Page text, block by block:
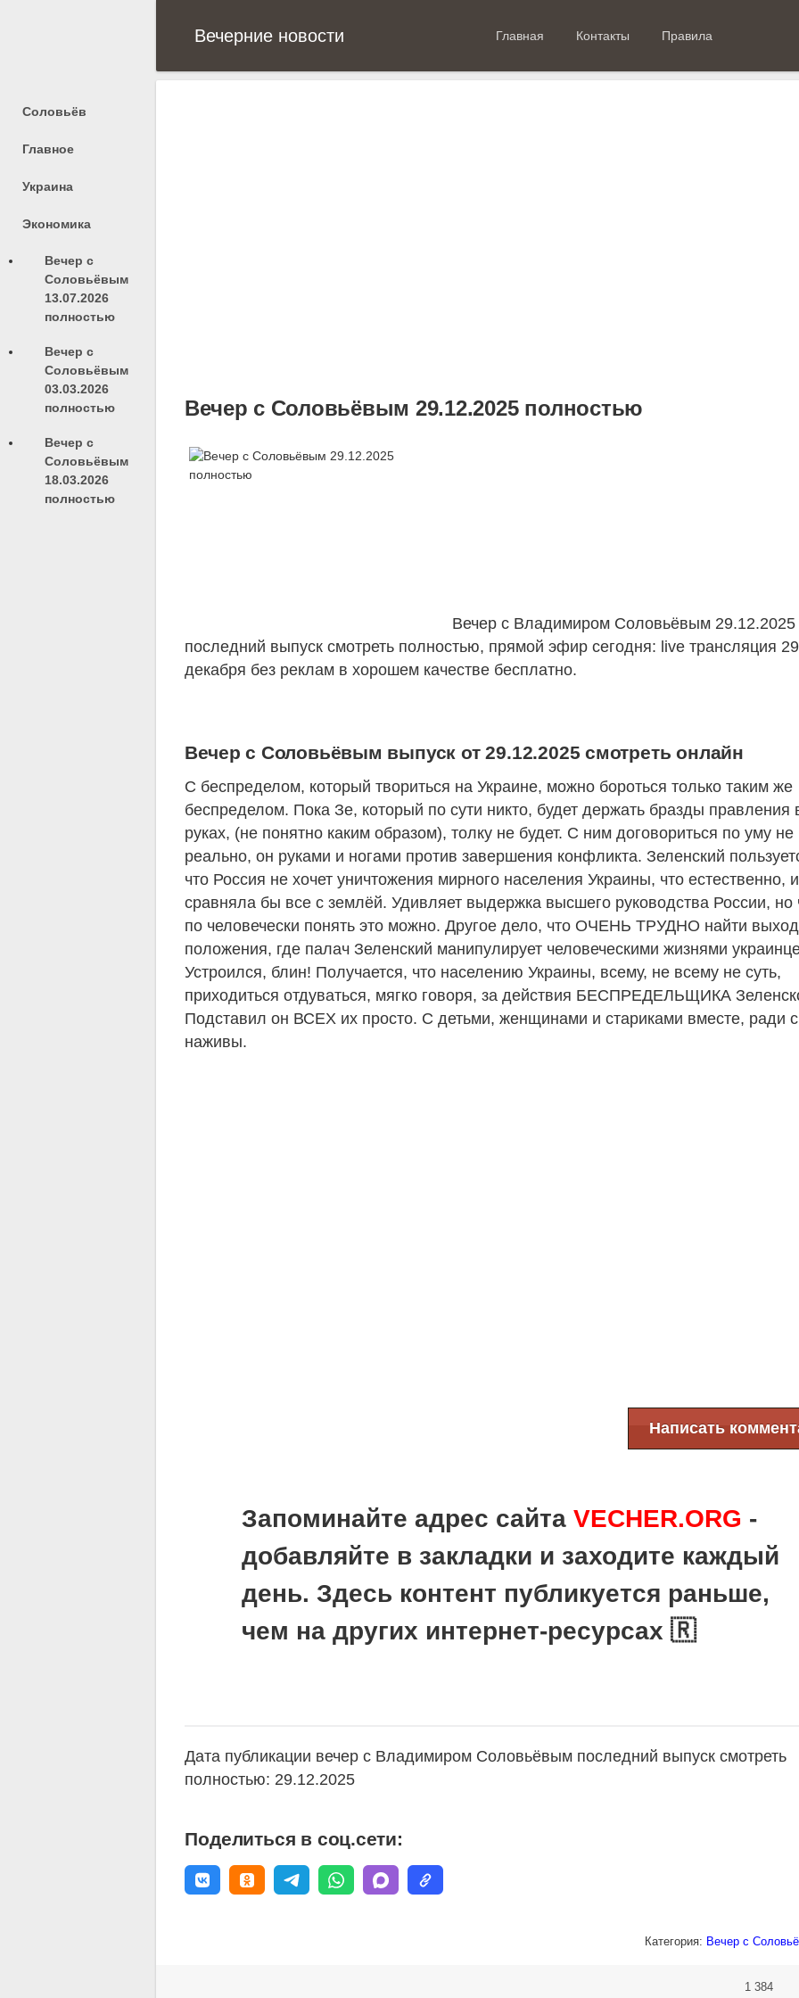
Вечерние новости Главная Контакты Правила
Соловьёв
Главное
Украина
Экономика
Вечер с
Соловьёвым
13.07.2026
полностью
Вечер с
Соловьёвым
03.03.2026
полностью
Вечер с
Соловьёвым
18.03.2026
полностью
Вечер с Соловьёвым 29.12.2025 полностью
Вечер с Владимиром Соловьёвым 29.12.2025
последний выпуск смотреть полностью, прямой эфир сегодня: live трансляция 29
декабря без реклам в хорошем качестве бесплатно.
Вечер с Соловьёвым выпуск от 29.12.2025 смотреть онлайн
С беспределом, который твориться на Украине, можно бороться только таким же
беспределом. Пока Зе, который по сути никто, будет держать бразды правления
руках, (не понятно каким образом), толку не будет. С ним договориться по уму не
реально, он руками и ногами против завершения конфликта. Зеленский
что Россия не хочет уничтожения мирного населения Украины, что естественно,
сравняла бы все с землёй. Удивляет выдержка высшего руководства России, но
по человечески понять это можно. Другое дело, что ОЧЕНЬ ТРУДНО найти
положения, где палач Зеленский манипулирует человеческими жизнями
Устроился, блин! Получается, что населению Украины, всему, не всему не суть,
приходиться отдуваться, мягко говоря, за действия БЕСПРЕДЕЛЬЩИКА
Подставил он ВСЕХ их просто. С детьми, женщинами и стариками вместе, ради
наживы.
Написать
Запоминайте адрес сайтаVECHER.ORG -
добавляйте в закладки и заходите каждый
день. Здесь контент публикуется раньше,
чем на других интернет-ресурсах 🇷
Дата публикации вечер с Владимиром Соловьёвым последний выпуск смотреть
полностью: 29.12.2025
Поделиться в соц.сети:
Категория: Вечер с
1 384